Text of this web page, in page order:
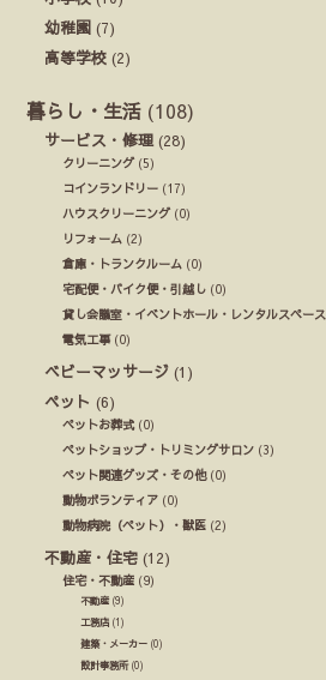
幼稚園 (7)
高等学校 (2)
暮らし・生活 (108)
サービス・修理 (28)
クリーニング(5)
コインランドリー (17)
ハウスクリーニング(0)
リフォーム (2)
倉庫・トランクルーム (0)
宅配便・バイク便・引越し (0)
貸し会議室・イベントホール・レンタルスペース
電気工事(0)
ベビーマッサージ (1)
ペット (6)
ペットお葬式(0)
ペットショップ・トリミングサロン (3)
ペット関連グッズ・その他(0)
動物ボランティア (0)
動物病院（ペット）・獣医 (2)
不動産・住宅 (12)
住宅・不動産 (9)
不動産 (9)
工務店 (1)
建築・メーカー (0)
設計事務所(0)